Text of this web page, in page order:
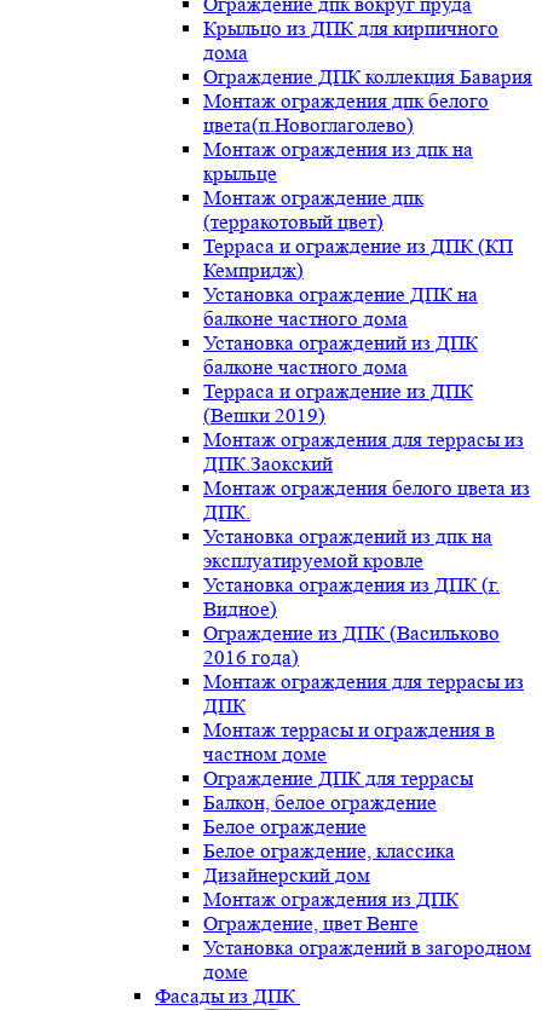
Крыльцо из ДПК для кирпичного
дома
Ограждение ДПК коллекция Бавария
Монтаж ограждения дпк белого
цвета(п.Новоглаголево)
Монтаж ограждения из дпк на
крыльце
Монтаж ограждение дпк
(терракотовый цвет)
Терраса и ограждение из ДПК (КП
Кемпридж)
Установка ограждение ДПК на
балконе частного дома
Установка ограждений из ДПК
балконе частного дома
Терраса и ограждение из ДПК
(Вешки 2019)
Монтаж ограждения для террасы из
ДПК.Заокский
Монтаж ограждения белого цвета из
ДПК.
Установка ограждений из дпк на
эксплуатируемой кровле
Установка ограждения из ДПК (г.
Видное)
Ограждение из ДПК (Васильково
2016 года)
Монтаж ограждения для террасы из
ДПК
Монтаж террасы и ограждения в
частном доме
Ограждение ДПК для террасы
Балкон, белое ограждение
Белое ограждение
Белое ограждение, классика
Дизайнерский дом
Монтаж ограждения из ДПК
Ограждение, цвет Венге
Установка ограждений в загородном
доме
Фасады из ДПК